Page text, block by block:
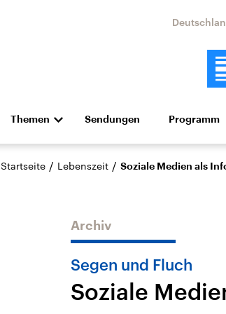
Themen
Die Nachrichten Politik Wirtschaft
Hörspiel und Feature Musik
Landtagswahl Sachsen-
USA
Sendungen Programm
Startseite / Lebenszeit / Soziale Medien als
Archiv
Segen und Fluch
Soziale